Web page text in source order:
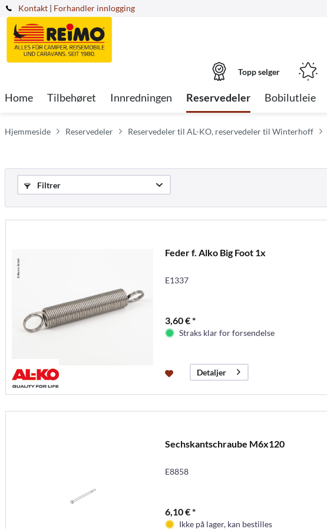
Kontakt | Forhandler innlogging
Topp selger
Home Tilbehøret Innredningen Reservedeler Bobilutleie
Hjemmeside Reservedeler Reservedeler til AL-KO, reservedeler til Winterhoff
Filtrer
Feder f. Alko Big Foot 1x
E1337
3,60 € *
Straks klar for forsendelse
Detaljer
Sechskantschraube M6x120
E8858
6,10 € *
Ikke på lager, kan bestilles